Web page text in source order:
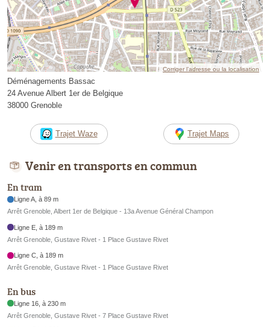
Corriger l’adresse ou la localisation
Déménagements Bassac
24 Avenue Albert 1er de Belgique
38000 Grenoble
Trajet Waze Trajet Maps
Venir en transports en commun
En tram
Ligne A, à 89 m
Arrêt Grenoble, Albert 1er de Belgique - 13a Avenue Général Champon
Ligne E, à 189 m
Arrêt Grenoble, Gustave Rivet - 1 Place Gustave Rivet
Ligne C, à 189 m
Arrêt Grenoble, Gustave Rivet - 1 Place Gustave Rivet
En bus
Ligne 16, à 230 m
Arrêt Grenoble, Gustave Rivet - 7 Place Gustave Rivet